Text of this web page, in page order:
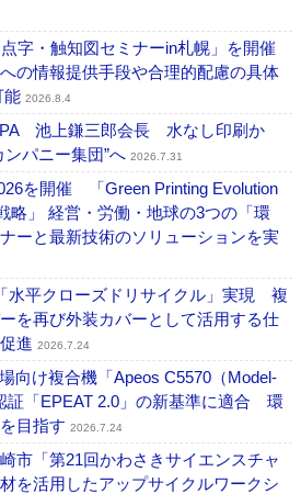
字・触知図セミナーin札幌」を開催
の情報提供手段や合理的配慮の具体
能 2026.8.4
池上鎌三郎会長 水なし印刷か
パニー集団”へ 2026.7.31
を開催 「Green Printing Evolution
略」 経営・労働・地球の3つの「環
ーと最新技術のソリューションを実
平クローズドリサイクル」実現 複
を再び外装カバーとして活用する仕
進 2026.7.24
け複合機「Apeos C5570（Model-
証「EPEAT 2.0」の新基準に適合 環
目指す 2026.7.24
市「第21回かわさきサイエンスチャ
を活用したアップサイクルワークシ